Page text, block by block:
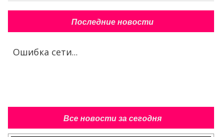
Последние новости
Ошибка сети...
Все новости за сегодня